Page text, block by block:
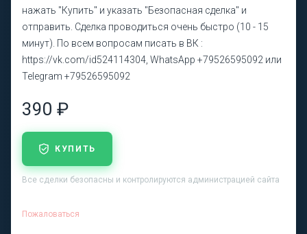
нажать "Купить" и указать "Безопасная сделка" и
отправить. Сделка проводиться очень быстро (10 - 15
минут). По всем вопросам писать в ВК :
https://vk.com/id524114304, WhatsApp +79526595092 или
Telegram +79526595092
390 ₽
КУПИТЬ
Все сделки безопасны и контролируются администрацией сайта
Пожаловаться